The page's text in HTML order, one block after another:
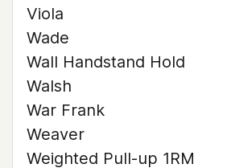
Viola
Wade
Wall Handstand Hold
Walsh
War Frank
Weaver
Weighted Pull-up 1RM